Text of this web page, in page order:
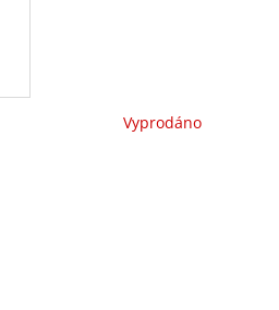
Vyprodáno